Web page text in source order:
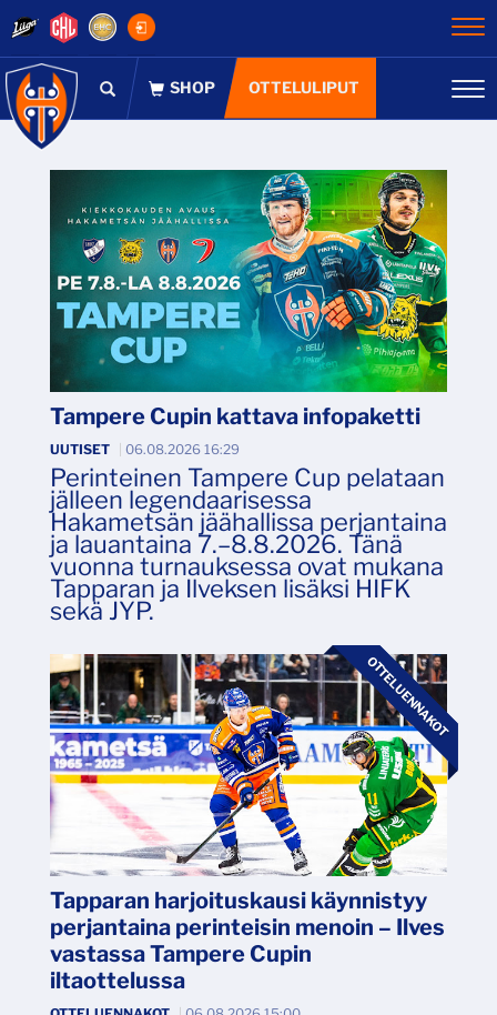
OTTELULIPUT
Tampere Cupin kattava infopaketti
UUTISET 06.08.2026 16:29
Perinteinen Tampere Cup pelataan
jälleen legendaarisessa
Hakametsän jäähallissa perjantaina
ja lauantaina 7.–8.8.2026. Tänä
vuonna turnauksessa ovat mukana
Tapparan ja Ilveksen lisäksi HIFK
sekä JYP.
OTTELUENNAKOT
Tapparan harjoituskausi käynnistyy
perjantaina perinteisin menoin – Ilves
vastassa Tampere Cupin
iltaottelussa